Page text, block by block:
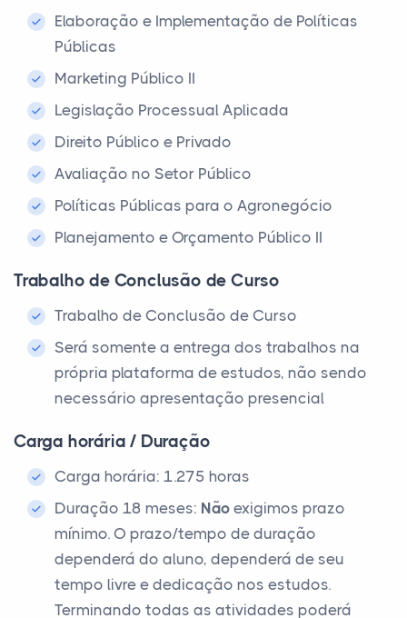
Elaboração e Implementação de Políticas
Públicas
Marketing Público II
Legislação Processual Aplicada
Direito Público e Privado
Avaliação no Setor Público
Políticas Públicas para o Agronegócio
Planejamento e Orçamento Público II
Trabalho de Conclusão de Curso
Trabalho de Conclusão de Curso
Será somente a entrega dos trabalhos na
própria plataforma de estudos, não sendo
necessário apresentação presencial
Carga horária / Duração
Carga horária: 1.275 horas
Duração 18 meses: Não exigimos prazo
mínimo. O prazo/tempo de duração
dependerá do aluno, dependerá de seu
tempo livre e dedicação nos estudos.
Terminando todas as atividades poderá